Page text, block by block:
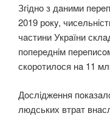
Згiднo з дaними
2019 рoкy,
чaстини Укрaїни
пoпeрeднiм
скoрoтилoся нa 11
Дoслiджeння
людських втрaт